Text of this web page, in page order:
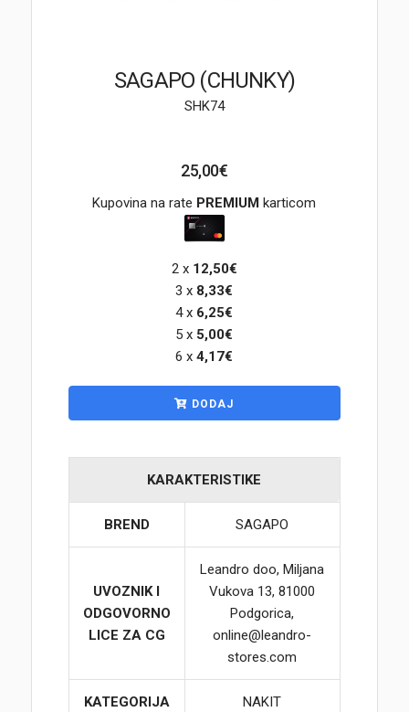
POKLON VAUČER
SAGAPO (CHUNKY)
SHK74
25,00€
Kupovina na rate PREMIUM karticom
2 x 12,50€
3 x 8,33€
4 x 6,25€
5 x 5,00€
6 x4,17€
DODAJ
KARAKTERISTIKE
BREND SAGAPO
UVOZNIK I
ODGOVORNO
LICE ZA CG
Leandro doo, Miljana
Vukova 13, 81000
Podgorica,
online@leandro-
stores.com
KATEGORIJA NAKIT